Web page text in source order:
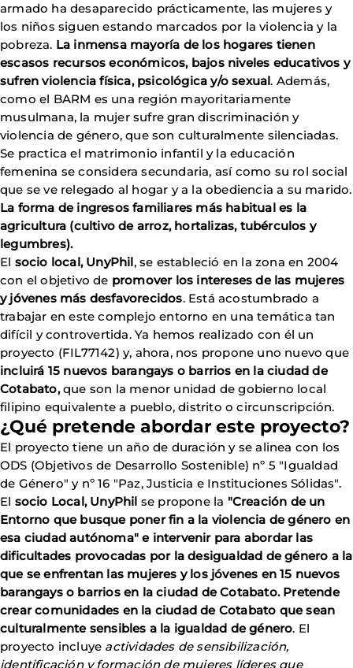
armado ha desaparecido prácticamente, las mujeres y
los niños siguen estando marcados por la violencia y la
pobreza. La inmensa mayoría de los hogares tienen
escasos recursos económicos, bajos niveles educativos y
sufren violencia física, psicológica y/o sexual. Además,
como el BARM es una región mayoritariamente
musulmana, la mujer sufre gran discriminación y
violencia de género, que son culturalmente silenciadas.
Se practica el matrimonio infantil y la educación
femenina se considera secundaria, así como su rol social
que se ve relegado al hogar y a la obediencia a su marido.
La forma de ingresos familiares más habitual es la
agricultura (cultivo de arroz, hortalizas, tubérculos y
legumbres).
El socio local, UnyPhil, se estableció en la zona en 2004
con el objetivo de promover los intereses de las mujeres
y jóvenes más desfavorecidos. Está acostumbrado a
trabajar en este complejo entorno en una temática tan
difícil y controvertida. Ya hemos realizado con él un
proyecto (FIL77142) y, ahora, nos propone uno nuevo que
incluirá 15 nuevos barangays o barrios en la ciudad de
Cotabato,que son la menor unidad de gobierno local
filipino equivalente a pueblo, distrito o circunscripción.
¿Qué pretende abordar este proyecto?
El proyecto tiene un año de duración y se alinea con los
ODS (Objetivos de Desarrollo Sostenible) nº 5 "Igualdad
de Género" y nº 16 "Paz, Justicia e Instituciones Sólidas".
El socio Local, UnyPhil se propone la "Creación de un
Entorno que busque poner fin a la violencia de género en
esa ciudad autónoma" e intervenir para abordar las
dificultades provocadas por la desigualdad de género a la
que se enfrentan las mujeres y los jóvenes en 15 nuevos
barangays o barrios en la ciudad de Cotabato. Pretende
crear comunidades en la ciudad de Cotabato que sean
culturalmente sensibles a la igualdad de género. El
proyecto incluye actividades de sensibilización,
identificación y formación de mujeres líderes que